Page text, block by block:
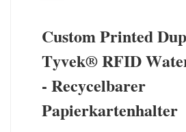
Custom Printed
Tyvek® RFID
- Recycelbarer
Papierkartenhalter